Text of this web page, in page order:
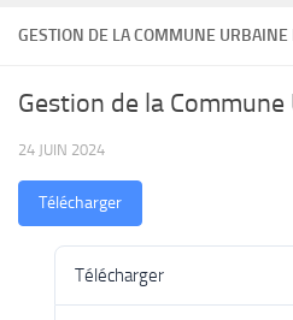
GESTION DE LA COMMUNE URBAINE
Gestion de la
24 JUIN 2024
Télécharger
Télécharger